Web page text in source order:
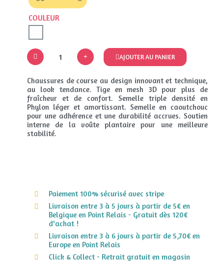
COULEUR
AJOUTER AU PANIER
Chaussures de course au design innovant et technique,
au look tendance. Tige en mesh 3D pour plus de
fraîcheur et de confort. Semelle triple densité en
Phylon léger et amortissant. Semelle en caoutchouc
pour une adhérence et une durabilité accrues. Soutien
interne de la voûte plantaire pour une meilleure
stabilité.
Paiement 100% sécurisé avec stripe
Livraison entre 3 à 5 jours à partir de 5€ en
Belgique en Point Relais - Gratuit dès 120€
d'achat !
Livraison entre 3 à 6 jours à partir de 5,70€ en
Europe en Point Relais
Click & Collect - Retrait gratuit en magasin